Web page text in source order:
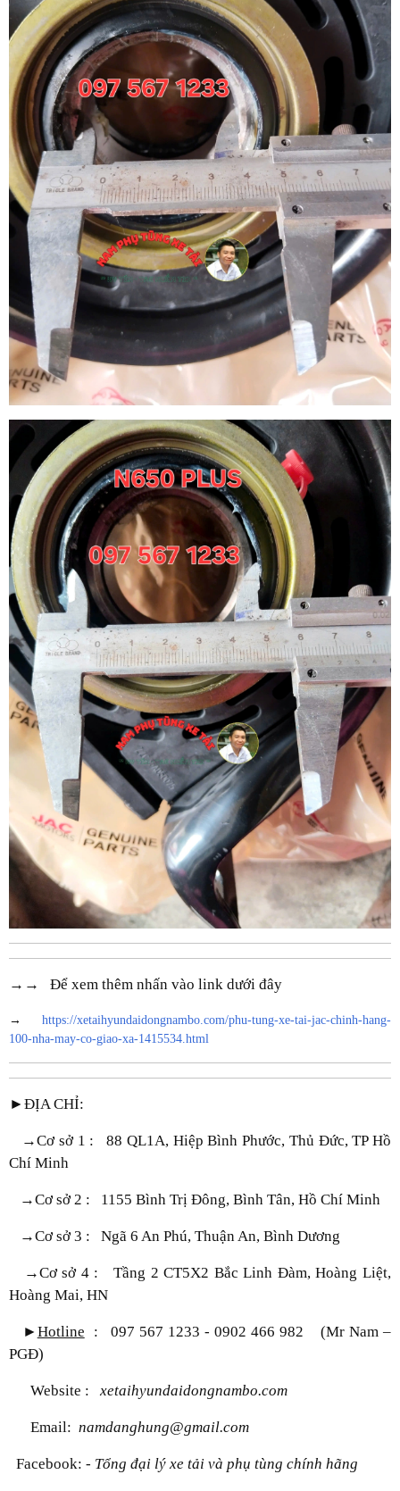
→→ Để xem thêm nhấn vào link dưới đây
→ https://xetaihyundaidongnambo.com/phu-tung-xe-tai-jac-chinh-hang-
100-nha-may-co-giao-xa-1415534.html
►ĐỊA CHỈ:
→Cơ sở 1 : 88 QL1A, Hiệp Bình Phước, Thủ Đức, TP Hồ
Chí Minh
→Cơ sở 2 : 1155 Bình Trị Đông, Bình Tân, Hồ Chí Minh
→Cơ sở 3 : Ngã 6 An Phú, Thuận An, Bình Dương
→Cơ sở 4 : Tầng 2 CT5X2 Bắc Linh Đàm, Hoàng Liệt,
Hoàng Mai, HN
► Hotline :097 567 1233 - 0902 466 982
(Mr Nam –
PGĐ)
Website :xetaihyundaidongnambo.com
Email: namdanghung@gmail.com
Facebook: - Tổng đại lý xe tải và phụ tùng chính hãng